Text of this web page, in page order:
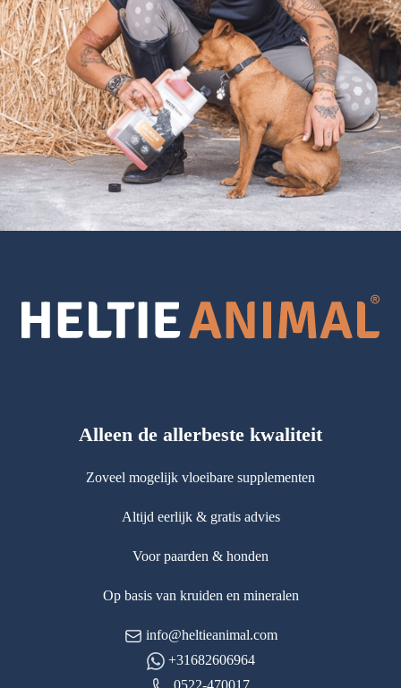
Alleen de allerbeste kwaliteit
Zoveel mogelijk vloeibare supplementen
Altijd eerlijk & gratis advies
Voor paarden & honden
Op basis van kruiden en mineralen
info@heltieanimal.com
+31682606964
0522-470017